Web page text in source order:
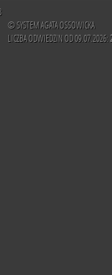
© SYSTEM AGATA OSSOWICKA
LICZBA ODWIEDZIN OD 09.07.2026: